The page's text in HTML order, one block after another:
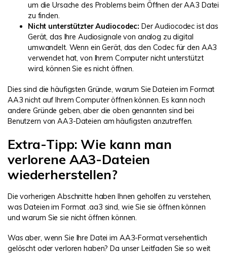
um die Ursache des Problems beim Öffnen der AA3 Datei
zu finden.
Nicht unterstützter Audiocodec: Der Audiocodec ist das
Gerät, das Ihre Audiosignale von analog zu digital
umwandelt. Wenn ein Gerät, das den Codec für den AA3
verwendet hat, von Ihrem Computer nicht unterstützt
wird, können Sie es nicht öffnen.
Dies sind die häufigsten Gründe, warum Sie Dateien im Format
AA3 nicht auf Ihrem Computer öffnen können. Es kann noch
andere Gründe geben, aber die oben genannten sind bei
Benutzern von AA3-Dateien am häufigsten anzutreffen.
Extra-Tipp: Wie kann man
verlorene AA3-Dateien
wiederherstellen?
Die vorherigen Abschnitte haben Ihnen geholfen zu verstehen,
was Dateien im Format .aa3 sind, wie Sie sie öffnen können
und warum Sie sie nicht öffnen können.
Was aber, wenn Sie Ihre Datei im AA3-Format versehentlich
gelöscht oder verloren haben? Da unser Leitfaden Sie so weit